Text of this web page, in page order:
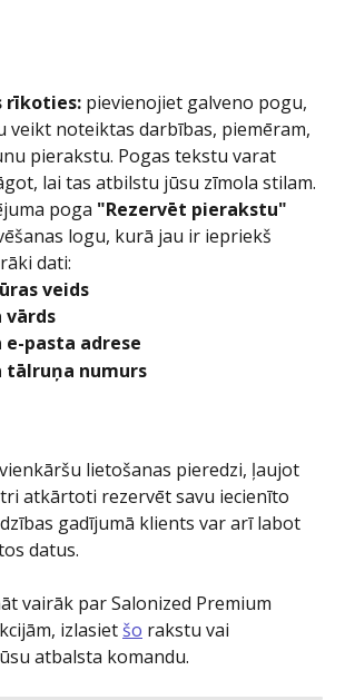
rīkoties: pievienojiet galveno pogu,
veikt noteiktas darbības, piemēram,
pierakstu. Pogas tekstu varat
lai tas atbilstu jūsu zīmola stilam.
poga "Rezervēt pierakstu"
logu, kurā jau ir iepriekš
dati:
veids
vārds
e-pasta adrese
tālruņa numurs
atkārtoti rezervēt savu iecienīto
gadījumā klients var arī labot
datus.
vairāk par Salonized Premium
izlasiet šo rakstu vai
atbalsta komandu.